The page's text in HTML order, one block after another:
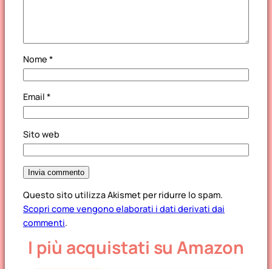
Nome *
Email *
Sito web
Questo sito utilizza Akismet per ridurre lo spam.
Scopri come vengono elaborati i dati derivati dai
commenti.
I più acquistati su Amazon